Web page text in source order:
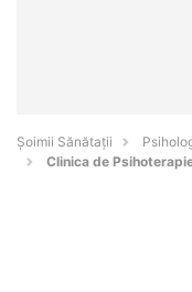
Şoimii Sănătații
Clinica de